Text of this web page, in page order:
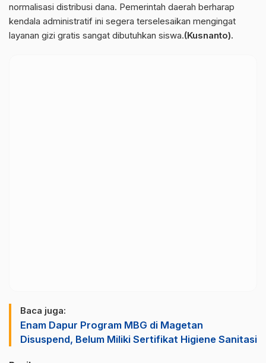
normalisasi distribusi dana. Pemerintah daerah berharap
kendala administratif ini segera terselesaikan mengingat
layanan gizi gratis sangat dibutuhkan siswa.(Kusnanto).
Baca juga:
Enam Dapur Program MBG di Magetan
Disuspend, Belum Miliki Sertifikat Higiene Sanitasi